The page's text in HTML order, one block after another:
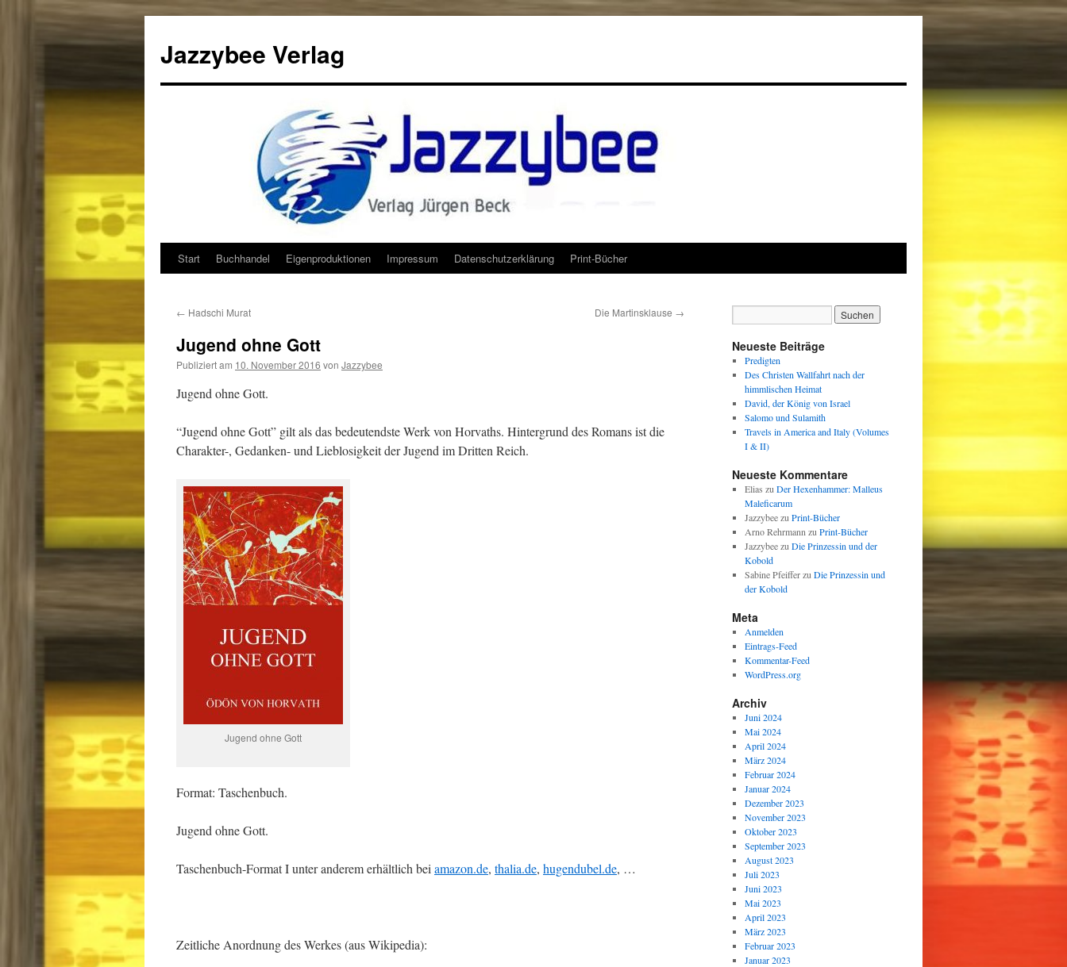
Jazzybee Verlag
Zum
springen
Start Buchhandel Eigenproduktionen Impressum Datenschutzerklärung Print-Bücher
← Hadschi Murat Die Martinsklause →
Jugend ohne Gott
Publiziert am 10. November 2016 von Jazzybee
Jugend ohne Gott.
“Jugend ohne Gott” gilt als das bedeutendste Werk von Horvaths. Hintergrund des Romans ist die
Charakter-, Gedanken- und Lieblosigkeit der Jugend im Dritten Reich.
Jugend ohne Gott
Format: Taschenbuch.
Jugend ohne Gott.
Taschenbuch-Format I unter anderem erhältlich bei amazon.de, thalia.de, hugendubel.de, …
Zeitliche Anordnung des Werkes (aus Wikipedia):
Neueste Beiträge
Predigten
Des Christen Wallfahrt nach der
himmlischen Heimat
David, der König von Israel
Salomo und Sulamith
Travels in America and Italy (Volumes
I & II)
Neueste Kommentare
Elias zu Der Hexenhammer: Malleus
Maleficarum
Jazzybeezu Print-Bücher
Arno Rehrmann zu Print-Bücher
Jazzybeezu Die Prinzessin und der
Kobold
Sabine Pfeifferzu Die Prinzessin und
der Kobold
Meta
Anmelden
Eintrags-Feed
Kommentar-Feed
WordPress.org
Archiv
Juni 2024
Mai 2024
April 2024
März 2024
Februar 2024
Januar 2024
Dezember 2023
November 2023
Oktober 2023
September 2023
August 2023
Juli 2023
Juni 2023
Mai 2023
April 2023
März 2023
Februar 2023
Januar 2023